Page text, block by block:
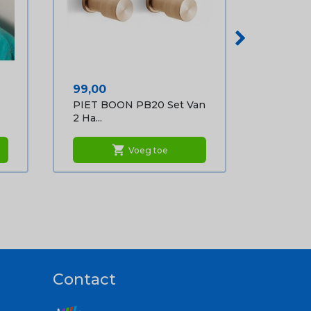
Prijs
99,00
PIET BOON PB20 Set Van
2 Ha...
shopping_cart Voeg toe
Contact